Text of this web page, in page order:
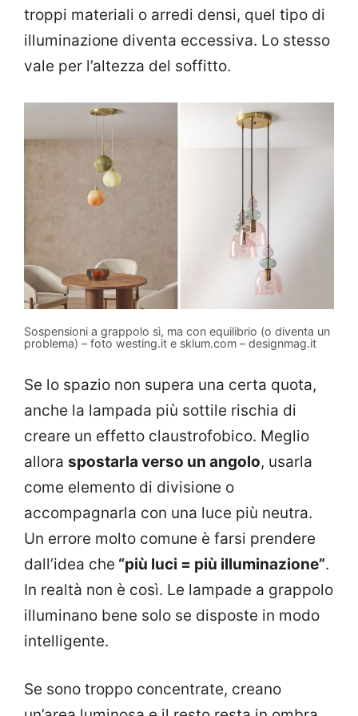
troppi materiali o arredi densi, quel tipo di
illuminazione diventa eccessiva. Lo stesso
vale per l’altezza del soffitto.
Sospensioni a grappolo sì, ma con equilibrio (o diventa un
problema) – foto westing.it e sklum.com – designmag.it
Se lo spazio non supera una certa quota,
anche la lampada più sottile rischia di
creare un effetto claustrofobico. Meglio
allora spostarla verso un angolo, usarla
come elemento di divisione o
accompagnarla con una luce più neutra.
Un errore molto comune è farsi prendere
dall’idea che “più luci = più illuminazione”.
In realtà non è così. Le lampade a grappolo
illuminano bene solo se disposte in modo
intelligente.
Se sono troppo concentrate, creano